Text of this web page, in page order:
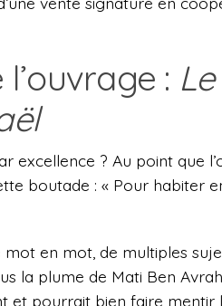
:
excellence ? Au point que
boutade : « Pour habiter
en mot, de multiples
la plume de Mati Ben
et pourrait bien faire mentir